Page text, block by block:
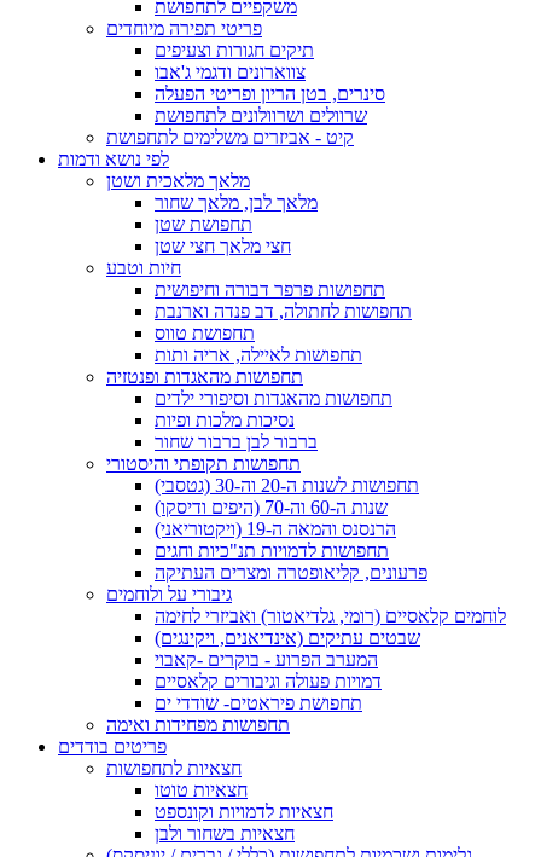
משקפיים לתחפושת
פריטי תפירה מיוחדים
תיקים חגורות וצעיפים
צווארונים ודגמי ג'אבו
סינרים, בטן הריון ופריטי הפעלה
שרוולים ושרוולונים לתחפושת
קיט - אביזרים משלימים לתחפושת
לפי נושא ודמות
מלאך מלאכית ושטן
מלאך לבן, מלאך שחור
תחפושת שטן
חצי מלאך חצי שטן
חיות וטבע
תחפושות פרפר דבורה וחיפושית
תחפושות לחתולה, דב פנדה וארנבת
תחפושת טווס
תחפושות לאיילה, אריה ותות
תחפושות מהאגדות ופנטזיה
תחפושות מהאגדות וסיפורי ילדים
נסיכות מלכות ופיות
ברבור לבן ברבור שחור
תחפושות תקופתי והיסטורי
תחפושות לשנות ה-20 וה-30 (גטסבי)
שנות ה-60 וה-70 (היפים ודיסקו)
הרנסנס והמאה ה-19 (ויקטוריאני)
תחפושות לדמויות תנ"כיות וחגים
פרעונים, קליאופטרה ומצרים העתיקה
גיבורי על ולוחמים
לוחמים קלאסיים (רומי, גלדיאטור) ואביזרי לחימה
שבטים עתיקים (אינדיאנים, ויקינגים)
המערב הפרוע - בוקרים -קאבוי
דמויות פעולה וגיבורים קלאסיים
תחפושת פיראטים- שודדי ים
תחפושות מפחידות ואימה
פריטים בודדים
חצאיות לתחפושות
חצאיות טוטו
חצאיות לדמויות וקונספט
חצאיות בשחור ולבן